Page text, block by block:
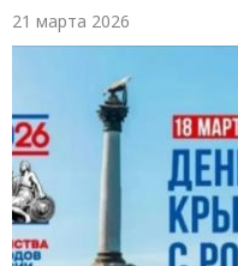
21 марта 2026